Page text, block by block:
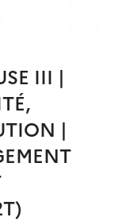
III |
|